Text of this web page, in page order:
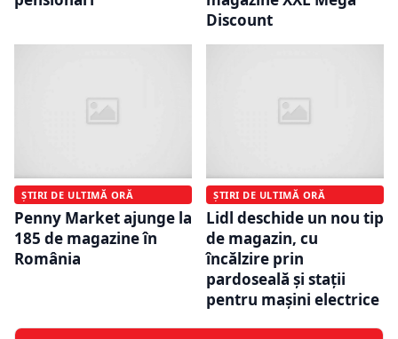
Discount
ȘTIRI DE ULTIMĂ ORĂ
Penny Market ajunge la
185 de magazine în
România
ȘTIRI DE ULTIMĂ ORĂ
Lidl deschide un nou tip
de magazin, cu
încălzire prin
pardoseală şi staţii
pentru maşini electrice